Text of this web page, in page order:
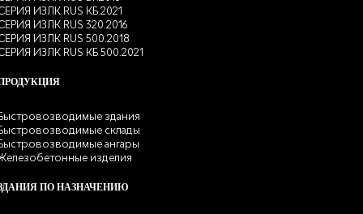
ИЗЛК RUS КБ.2021
ИЗЛК RUS 320.2016
ИЗЛК RUS 500.2018
ИЗЛК RUS КБ 500.2021
здания
склады
ангары
изделия
ПО НАЗНАЧЕНИЮ